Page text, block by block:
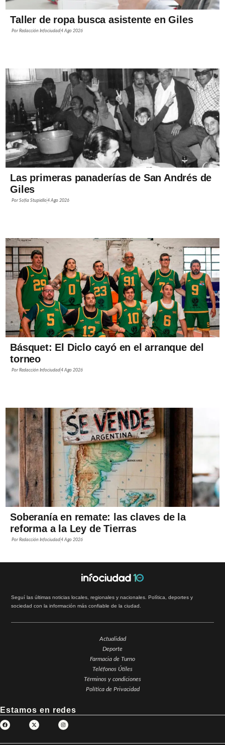
Taller de ropa busca asistente en Giles
PorRedacción Infociudad4 Ago 2026
Las primeras panaderías de San Andrés de
Giles
PorSofía Stupiello4 Ago 2026
Básquet: El Diclo cayó en el arranque del
torneo
PorRedacción Infociudad4 Ago 2026
Soberanía en remate: las claves de la
reforma a la Ley de Tierras
PorRedacción Infociudad4 Ago 2026
Seguí las últimas noticias locales, regionales y nacionales. Política, deportes y
sociedad con la información más confiable de la ciudad.
Actualidad
Deporte
Farmacia de Turno
Teléfonos Útiles
Términos y condiciones
Política de Privacidad
Estamos en redes